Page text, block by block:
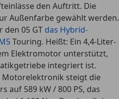
den Auftritt. Die
Außenfarbe gewählt werden.
den 05 GT das Hybrid-
Touring. Heißt: Ein 4,4-Liter-
Elektromotor unterstützt,
integriert ist.
Motorelektronik steigt die
auf 589 kW / 800 PS, das